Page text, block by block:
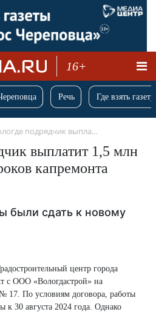
16+
Речь Где взять
подрядчик выпла...
выплатит 1,5 млн
капремонта
сдать к новому
центр города
с ООО «Вологдастрой» на
17. По условиям договора, работы
30 августа 2024 года. Однако